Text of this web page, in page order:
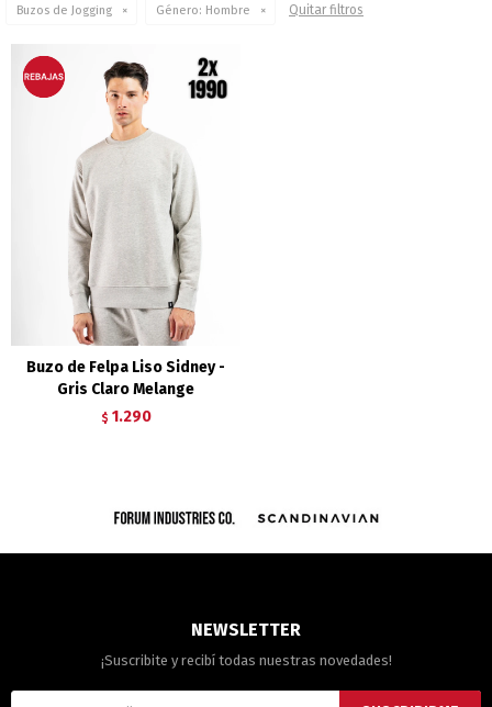
Buzos de Jogging
Género: Hombre Quitar filtros
Buzo de Felpa Liso Sidney -
Gris Claro Melange
$ 1.290
NEWSLETTER
¡Suscribite y recibí todas nuestras novedades!